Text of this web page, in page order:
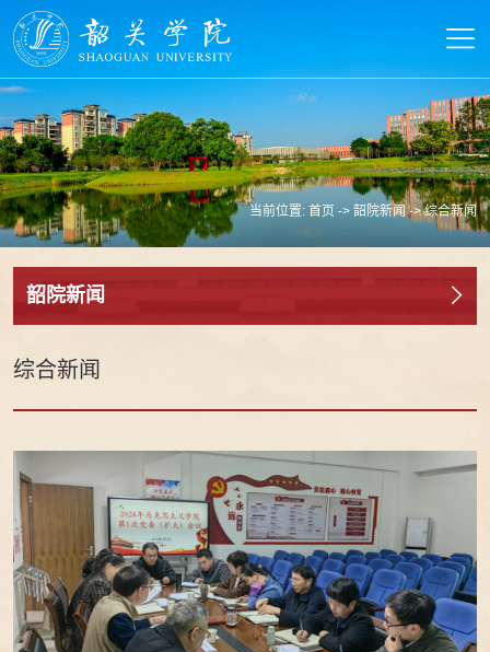
当前位置:首页 ->韶院新闻->综合新闻
韶院新闻
综合新闻